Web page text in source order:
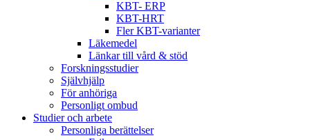
KBT- ERP
KBT-HRT
Fler KBT-varianter
Läkemedel
Länkar till vård & stöd
Forskningsstudier
Självhjälp
För anhöriga
Personligt ombud
Studier och arbete
Personliga berättelser